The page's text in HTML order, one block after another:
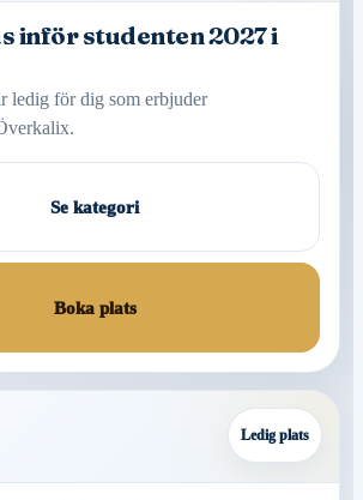
inför studenten 2027 i
ledig för dig som erbjuder
Se kategori
Boka plats
Ledig plats